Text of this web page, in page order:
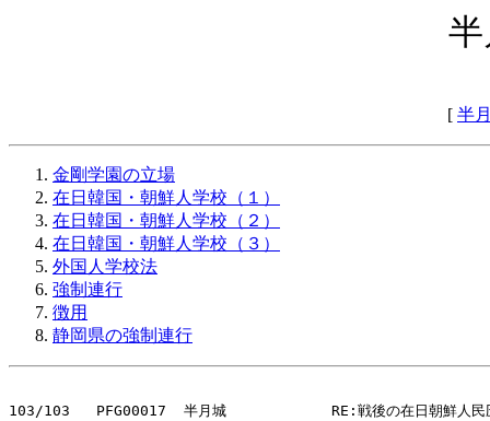
[ 半
金剛学園の立場
在日韓国・朝鮮人学校（１）
在日韓国・朝鮮人学校（２）
在日韓国・朝鮮人学校（３）
外国人学校法
強制連行
徴用
静岡県の強制連行
103/103   PFG00017  半月城            RE:戦後の在日朝鮮人民圧